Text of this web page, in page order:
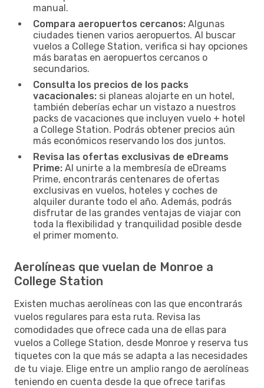
manual.
Compara aeropuertos cercanos: Algunas
ciudades tienen varios aeropuertos. Al buscar
vuelos a College Station, verifica si hay opciones
más baratas en aeropuertos cercanos o
secundarios.
Consulta los precios de los packs
vacacionales: si planeas alojarte en un hotel,
también deberías echar un vistazo a nuestros
packs de vacaciones que incluyen vuelo + hotel
a College Station. Podrás obtener precios aún
más económicos reservando los dos juntos.
Revisa las ofertas exclusivas de eDreams
Prime: Al unirte a la membresía de eDreams
Prime, encontrarás centenares de ofertas
exclusivas en vuelos, hoteles y coches de
alquiler durante todo el año. Además, podrás
disfrutar de las grandes ventajas de viajar con
toda la flexibilidad y tranquilidad posible desde
el primer momento.
Aerolíneas que vuelan de Monroe a
College Station
Existen muchas aerolíneas con las que encontrarás
vuelos regulares para esta ruta. Revisa las
comodidades que ofrece cada una de ellas para
vuelos a College Station, desde Monroe y reserva tus
tiquetes con la que más se adapta a las necesidades
de tu viaje. Elige entre un amplio rango de aerolíneas
teniendo en cuenta desde la que ofrece tarifas